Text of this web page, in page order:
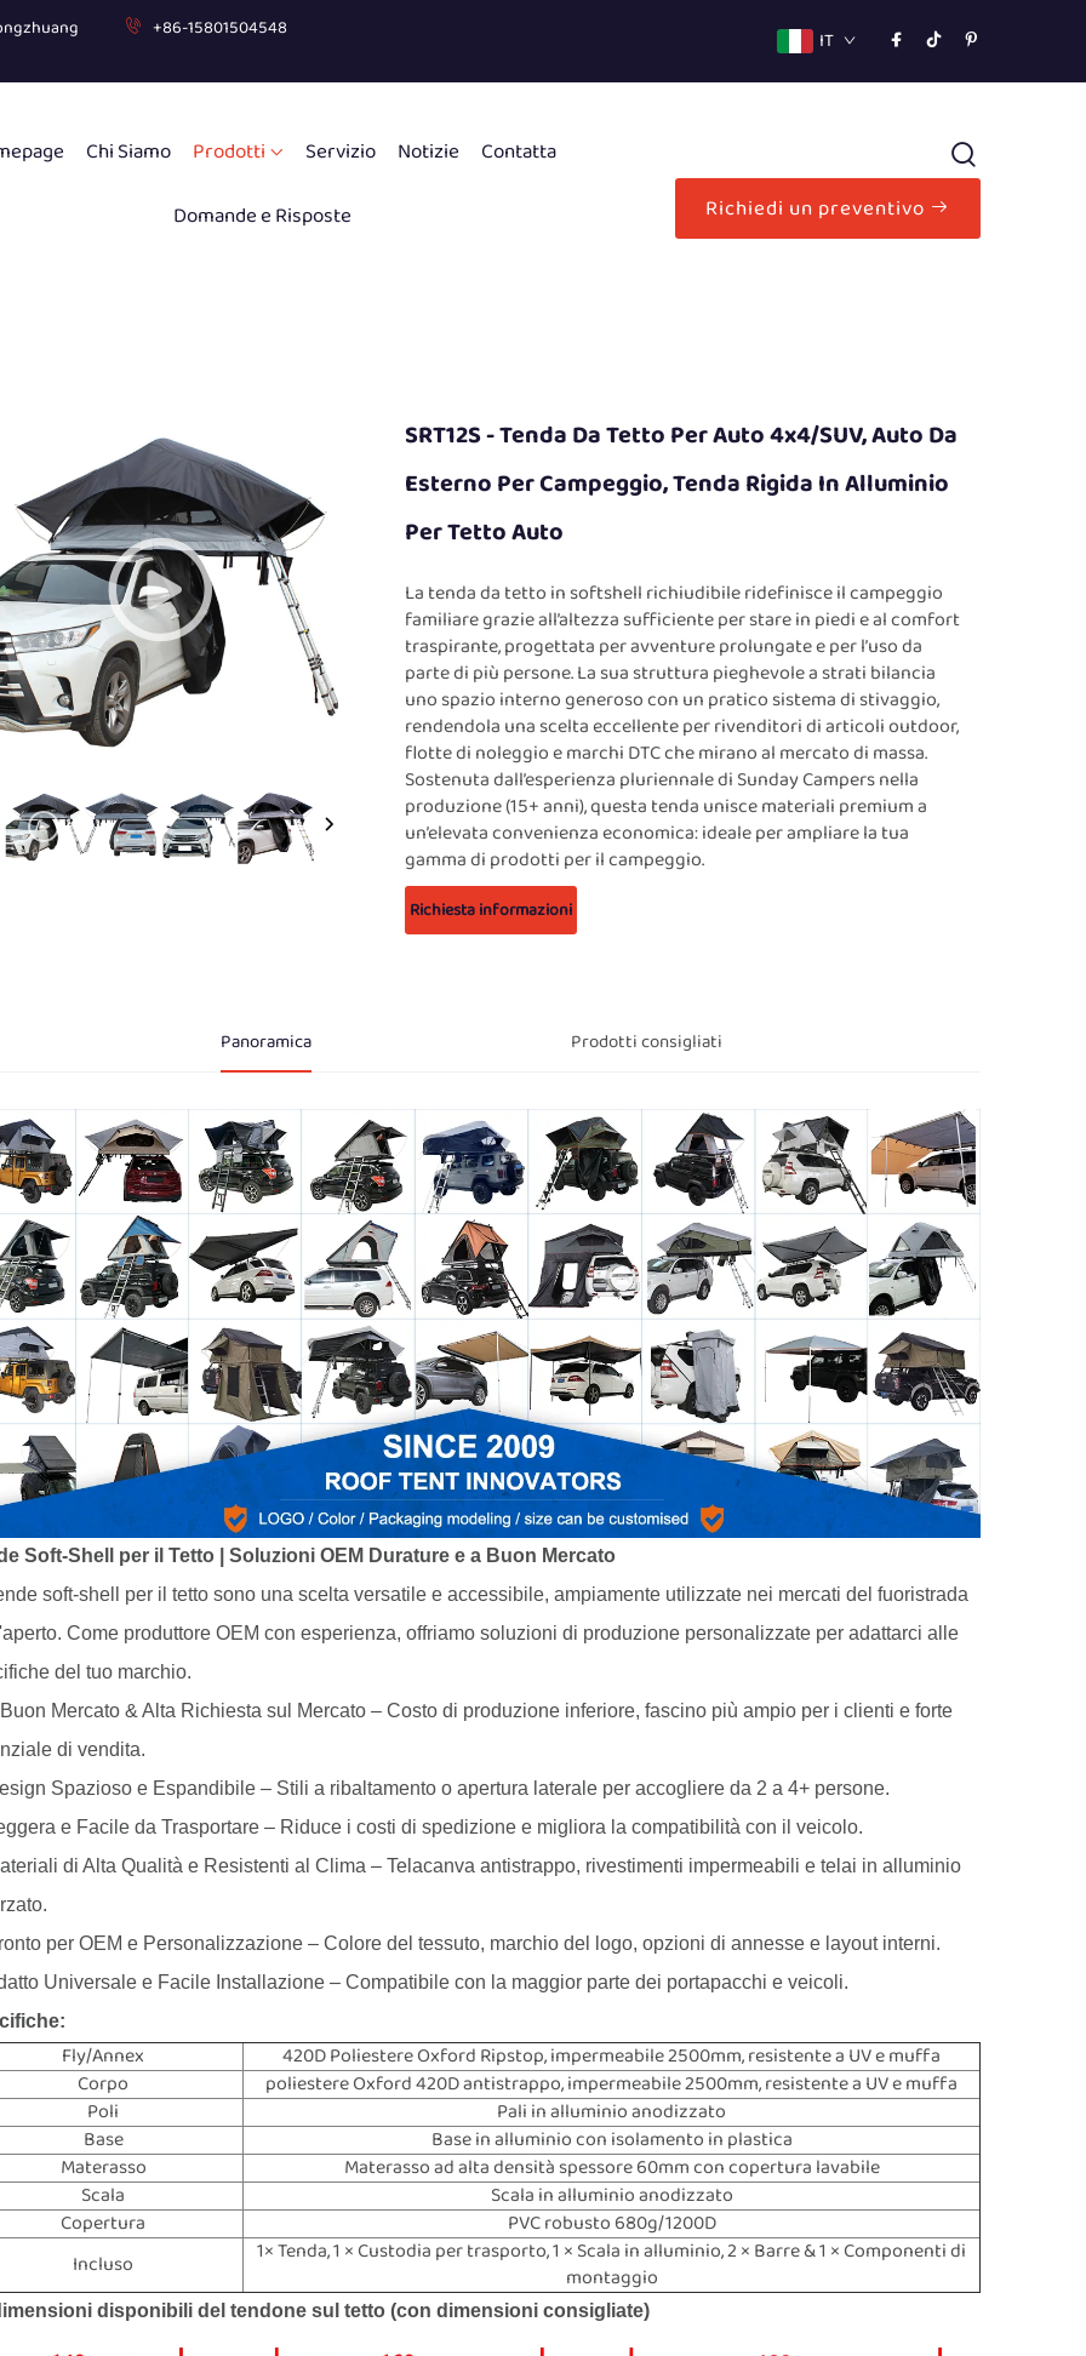
+86-15801504548 IT
Chi Siamo Prodotti Servizio Notizie
Contatta
Domande e Risposte
Richiedi un preventivo
SRT12S - Tenda Da Tetto Per Auto 4x4/SUV, Auto Da
Esterno Per Campeggio, Tenda Rigida In Alluminio
Per Tetto Auto
La tenda da tetto in softshell richiudibile ridefinisce il campeggio
familiare grazie all’altezza sufficiente per stare in piedi e al comfort
traspirante, progettata per avventure prolungate e per l’uso da
parte di più persone. La sua struttura pieghevole a strati bilancia
uno spazio interno generoso con un pratico sistema di stivaggio,
rendendola una scelta eccellente per rivenditori di articoli outdoor,
flotte di noleggio e marchi DTC che mirano al mercato di massa.
Sostenuta dall’esperienza pluriennale di Sunday Campers nella
produzione (15+ anni), questa tenda unisce materiali premium a
un’elevata convenienza economica: ideale per ampliare la tua
gamma di prodotti per il campeggio.
Richiesta informazioni
Panoramica Prodotti consigliati
Soft-Shell per il Tetto | Soluzioni OEM Durature e a Buon Mercato
soft-shell per il tetto sono una scelta versatile e accessibile, ampiamente utilizzate nei mercati del fuoristrada
Come produttore OEM con esperienza, offriamo soluzioni di produzione personalizzate per adattarci alle
del tuo marchio.
Buon Mercato & Alta Richiesta sul Mercato – Costo di produzione inferiore, fascino più ampio per i clienti e forte
di vendita.
Spazioso e Espandibile – Stili a ribaltamento o apertura laterale per accogliere da 2 a 4+ persone.
e Facile da Trasportare – Riduce i costi di spedizione e migliora la compatibilità con il veicolo.
di Alta Qualità e Resistenti al Clima – Telacanva antistrappo, rivestimenti impermeabili e telai in alluminio
per OEM e Personalizzazione – Colore del tessuto, marchio del logo, opzioni di annesse e layout interni.
Universale e Facile Installazione – Compatibile con la maggior parte dei portapacchi e veicoli.
Fly/Annex
420D Poliestere Oxford Ripstop, impermeabile 2500mm, resistente a UV e muffa
Corpo
poliestere Oxford 420D antistrappo, impermeabile 2500mm, resistente a UV e muffa
Poli
Pali in alluminio anodizzato
Base
Base in alluminio con isolamento in plastica
Materasso
Materasso ad alta densità spessore 60mm con copertura lavabile
Scala
Scala in alluminio anodizzato
Copertura
PVC robusto 680g/1200D
Incluso
1× Tenda, 1 × Custodia per trasporto, 1 × Scala in alluminio, 2 × Barre & 1 × Componenti di
montaggio
disponibili del tendone sul tetto (con dimensioni consigliate)